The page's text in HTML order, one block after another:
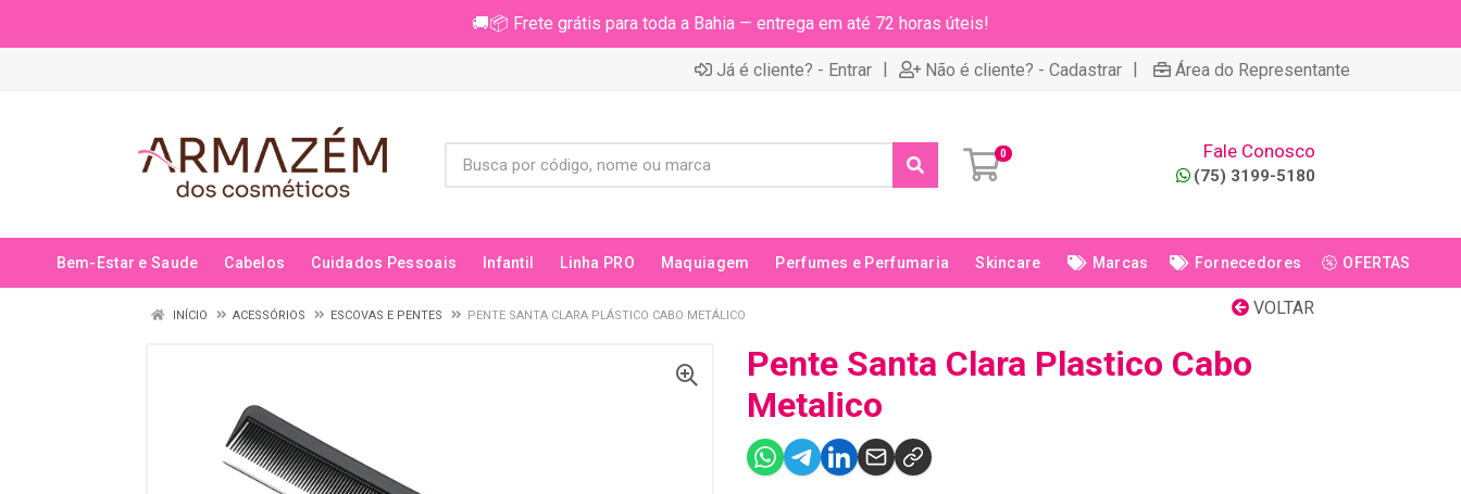
🚚📦 Frete grátis para toda a Bahia — entrega em até 72 horas úteis!
Já é cliente? - Entrar | Não é cliente? - Cadastrar | Área do Representante
0 Fale Conosco
(75) 3199-5180
Bem-Estar e Saude Cabelos Cuidados Pessoais Infantil Linha PRO Maquiagem Perfumes e Perfumaria Skincare Marcas Fornecedores OFERTAS
VOLTAR
INÍCIO ACESSÓRIOS ESCOVAS E PENTES PENTE SANTA CLARA PLÁSTICO CABO METÁLICO
Pente Santa Clara Plastico Cabo
Metalico